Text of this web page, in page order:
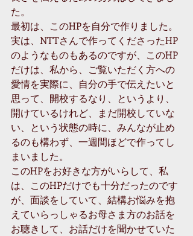
た。
最初は、このHPを自分で作りました。
実は、NTTさんで作ってくださったHP
のようなものもあるのですが、このHP
だけは、私から、ご覧いただく方への
愛情を実際に、自分の手で伝えたいと
思って、開校するなり、というより、
開けているけれど、まだ開校していな
い、という状態の時に、みんなが止め
るのも構わず、一週間ほどで作ってし
まいました。
このHPをお好きな方がいらして、私
は、このHPだけでも十分だったのです
が、面談をしていて、結構お悩みを抱
えていらっしゃるお母さま方のお話を
お聴きして、お話だけを聞かせていた